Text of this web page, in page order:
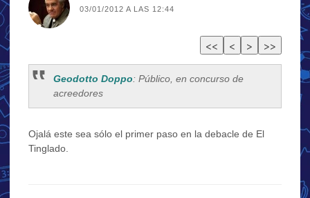
03/01/2012 A LAS 12:44
Geodotto Doppo: Público, en concurso de
acreedores
Ojalá este sea sólo el primer paso en la debacle de El
Tinglado.